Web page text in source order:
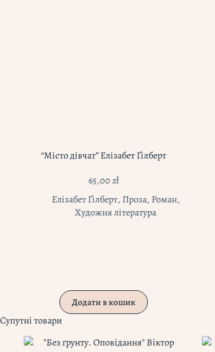
“Місто дівчат” Елізабет Ґілберт
65,00zł
Елізабет Ґілберт, Проза, Роман,
Художня література
Додати в кошик
Супутні товари